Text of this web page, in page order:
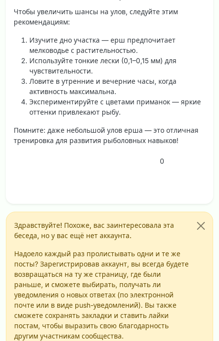
Чтобы увеличить шансы на улов, следуйте этим
рекомендациям:
Изучите дно участка — ерш предпочитает
мелководье с растительностью.
Используйте тонкие лески (0,1–0,15 мм) для
чувствительности.
Ловите в утренние и вечерние часы, когда
активность максимальна.
Экспериментируйте с цветами приманок — яркие
оттенки привлекают рыбу.
Помните: даже небольшой улов ерша — это отличная
тренировка для развития рыболовных навыков!
0
Здравствуйте! Похоже, вас заинтересовала эта
беседа, но у вас ещё нет аккаунта.
Надоело каждый раз пролистывать одни и те же
посты? Зарегистрировав аккаунт, вы всегда будете
возвращаться на ту же страницу, где были
раньше, и сможете выбирать, получать ли
уведомления о новых ответах (по электронной
почте или в виде push-уведомлений). Вы также
сможете сохранять закладки и ставить лайки
постам, чтобы выразить свою благодарность
другим участникам сообщества.